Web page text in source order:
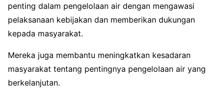
penting dalam pengelolaan air dengan mengawasi
pelaksanaan kebijakan dan memberikan dukungan
kepada masyarakat.
Mereka juga membantu meningkatkan kesadaran
masyarakat tentang pentingnya pengelolaan air yang
berkelanjutan.